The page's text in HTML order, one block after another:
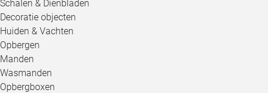
Schalen & Dienbladen
Decoratie objecten
Huiden & Vachten
Opbergen
Manden
Wasmanden
Opbergboxen